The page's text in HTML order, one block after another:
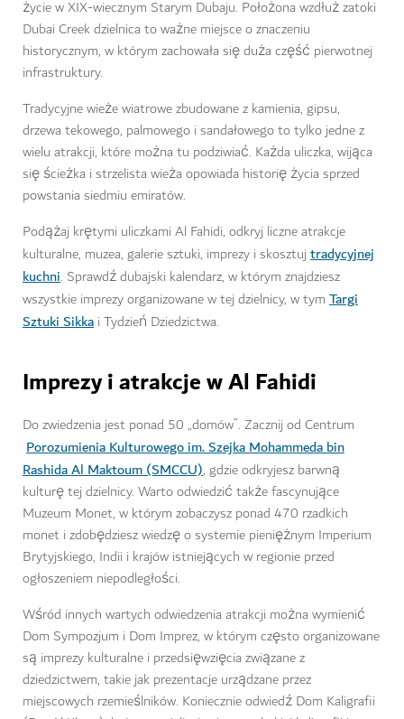
życie w XIX-wiecznym Starym Dubaju. Położona wzdłuż zatoki
Dubai Creek dzielnica to ważne miejsce o znaczeniu
historycznym, w którym zachowała się duża część pierwotnej
infrastruktury.
Tradycyjne wieże wiatrowe zbudowane z kamienia, gipsu,
drzewa tekowego, palmowego i sandałowego to tylko jedne z
wielu atrakcji, które można tu podziwiać. Każda uliczka, wijąca
się ścieżka i strzelista wieża opowiada historię życia sprzed
powstania siedmiu emiratów.
Podążaj krętymi uliczkami Al Fahidi, odkryj liczne atrakcje
kulturalne, muzea, galerie sztuki, imprezy i skosztuj tradycyjnej
kuchni. Sprawdź dubajski kalendarz, w którym znajdziesz
wszystkie imprezy organizowane w tej dzielnicy, w tym Targi
Sztuki Sikka i Tydzień Dziedzictwa.
Imprezy i atrakcje w Al Fahidi
Do zwiedzenia jest ponad 50 „domów”. Zacznij od Centrum
Porozumienia Kulturowego im. Szejka Mohammeda bin
Rashida Al Maktoum (SMCCU), gdzie odkryjesz barwną
kulturę tej dzielnicy. Warto odwiedzić także fascynujące
Muzeum Monet, w którym zobaczysz ponad 470 rzadkich
monet i zdobędziesz wiedzę o systemie pieniężnym Imperium
Brytyjskiego, Indii i krajów istniejących w regionie przed
ogłoszeniem niepodległości.
Wśród innych wartych odwiedzenia atrakcji można wymienić
Dom Sympozjum i Dom Imprez, w którym często organizowane
są imprezy kulturalne i przedsięwzięcia związane z
dziedzictwem, takie jak prezentacje urządzane przez
miejscowych rzemieślników. Koniecznie odwiedź Dom Kaligrafii